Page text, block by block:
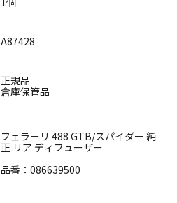
A87428
正規品
倉庫保管品
フェラーリ 488 GTB/スパイダー 純
正 リア ディフューザー
品番：086639500